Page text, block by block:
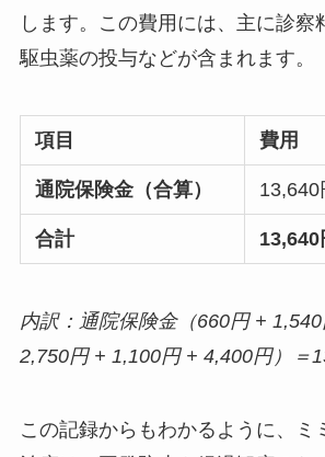
します。この費用には、主に診察
駆虫薬の投与などが含まれます。
項目 費用
通院保険金（合算） 13,640
合計 13,640
内訳：通院保険金（660円 +
2,750円 + 1,100円 + 4,400円）＝
この記録からもわかるように、ミ